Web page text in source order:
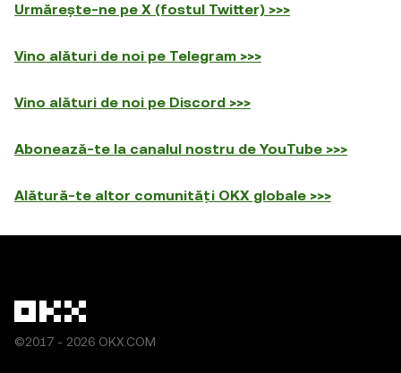
Urmărește-ne pe X (fostul Twitter) >>>
Vino alături de noi pe Telegram >>>
Vino alături de noi pe Discord >>>
Abonează-te la canalul nostru de YouTube >>>
Alătură-te altor comunități OKX globale >>>
©2017 - 2026 OKX.COM